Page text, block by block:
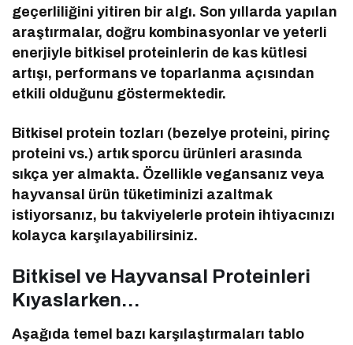
geçerliliğini yitiren bir algı. Son yıllarda yapılan
araştırmalar, doğru kombinasyonlar ve yeterli
enerjiyle bitkisel proteinlerin de kas kütlesi
artışı, performans ve toparlanma açısından
etkili olduğunu göstermektedir.
Bitkisel protein tozları (bezelye proteini, pirinç
proteini vs.) artık sporcu ürünleri arasında
sıkça yer almakta. Özellikle vegansanız veya
hayvansal ürün tüketiminizi azaltmak
istiyorsanız, bu takviyelerle protein ihtiyacınızı
kolayca karşılayabilirsiniz.
Bitkisel ve Hayvansal Proteinleri
Kıyaslarken…
Aşağıda temel bazı karşılaştırmaları tablo